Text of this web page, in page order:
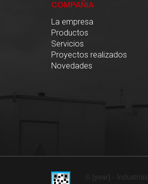
COMPAÑIA
La empresa
Productos
Servicios
Proyectos realizados
Novedades
© [year] -